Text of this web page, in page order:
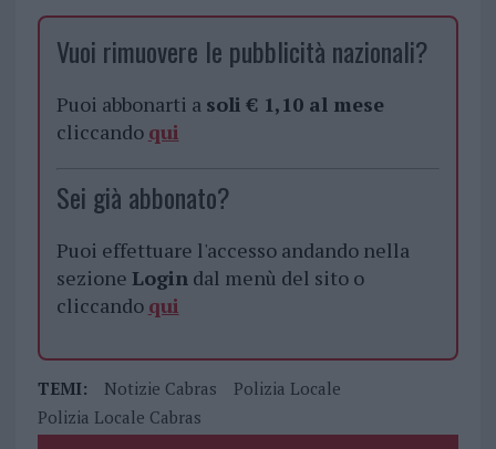
Vuoi rimuovere le pubblicità nazionali?
Puoi abbonarti a soli € 1,10 al mese
cliccando qui
Sei già abbonato?
Puoi effettuare l'accesso andando nella
sezione Logindal menù del sito o
cliccando qui
TEMI: Notizie Cabras
Polizia Locale
Polizia Locale Cabras